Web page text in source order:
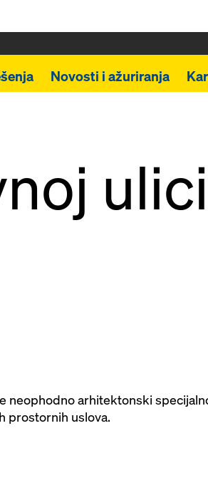
Novosti i ažuriranja
ulici
neophodno arhitektonski
prostornih uslova.